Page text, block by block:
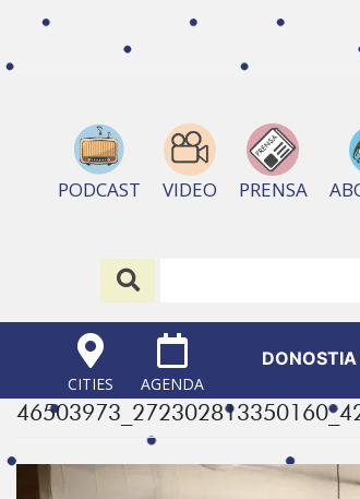
PODCAST VIDEO PRENSA
CITIES AGENDA
DONOSTIA